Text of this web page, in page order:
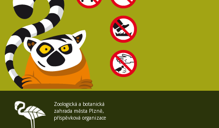
Zoologická a botanická
zahrada města Plzně,
příspěvková organizace